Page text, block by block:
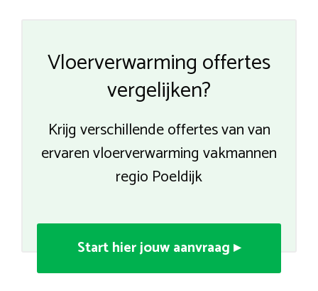
Vloerverwarming offertes
vergelijken?
Krijg verschillende offertes van van
ervaren vloerverwarming vakmannen
regio Poeldijk
Start hier jouw aanvraag ▸